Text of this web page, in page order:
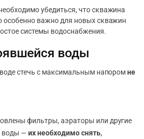
убедиться, что скважина
особенно важно для новых скважин
системы водоснабжения.
воды
стечь с максимальным напоромне
фильтры, аэраторы или другие
воды —их необходимо снять,